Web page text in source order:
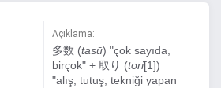
Açıklama:
多数 (tasū) "çok sayıda,
birçok" + 取り (tori[1])
"alış, tutuş, tekniği yapan